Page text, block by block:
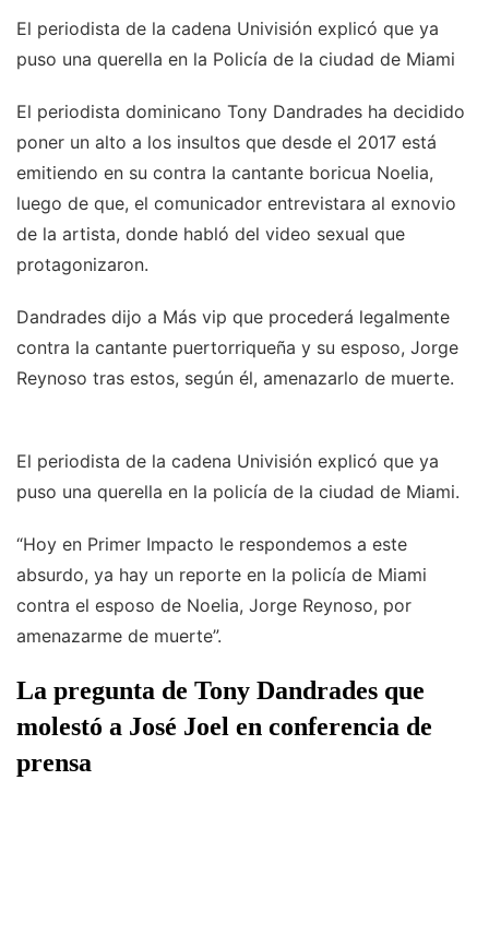
El periodista de la cadena Univisión explicó que ya
puso una querella en la Policía de la ciudad de Miami
El periodista dominicano Tony Dandrades ha decidido
poner un alto a los insultos que desde el 2017 está
emitiendo en su contra la cantante boricua Noelia,
luego de que, el comunicador entrevistara al exnovio
de la artista, donde habló del video sexual que
protagonizaron.
Dandrades dijo a Más vip que procederá legalmente
contra la cantante puertorriqueña y su esposo, Jorge
Reynoso tras estos, según él, amenazarlo de muerte.
El periodista de la cadena Univisión explicó que ya
puso una querella en la policía de la ciudad de Miami.
“Hoy en Primer Impacto le respondemos a este
absurdo, ya hay un reporte en la policía de Miami
contra el esposo de Noelia, Jorge Reynoso, por
amenazarme de muerte”.
La pregunta de Tony Dandrades que
molestó a José Joel en conferencia de
prensa